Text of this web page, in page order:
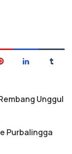
Unggul
Purbalingga